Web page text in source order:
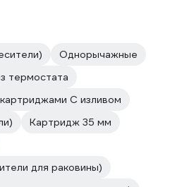
Однорычажные
термостата
С изливом
Картридж 35 мм
для раковины)